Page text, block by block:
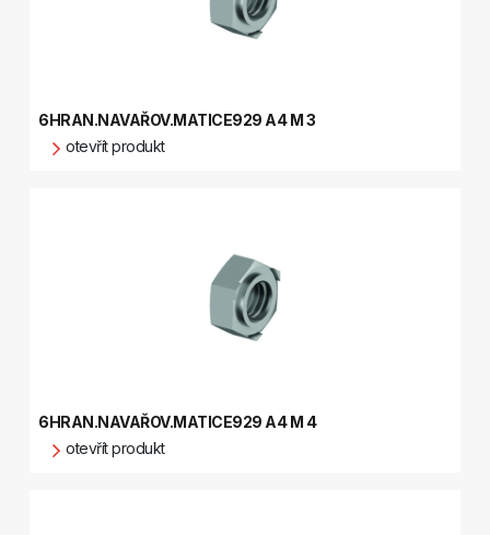
6HRAN.NAVAŘOV.MATICE929 A4 M 3
otevřít produkt
6HRAN.NAVAŘOV.MATICE929 A4 M 4
otevřít produkt